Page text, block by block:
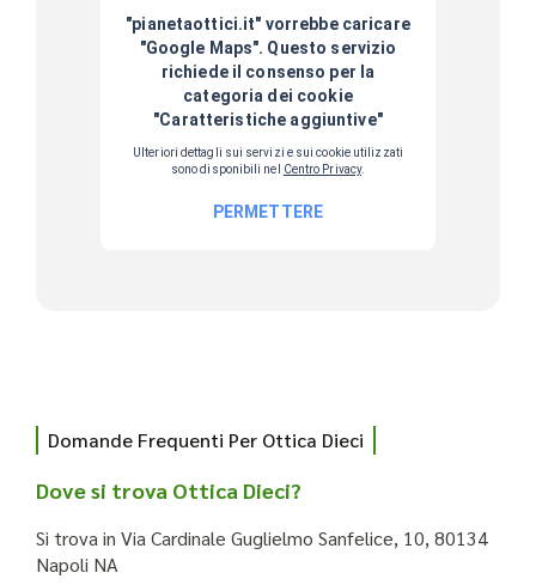
Domande Frequenti Per Ottica Dieci
Dove si trova Ottica Dieci?
Si trova in Via Cardinale Guglielmo Sanfelice, 10, 80134
Napoli NA